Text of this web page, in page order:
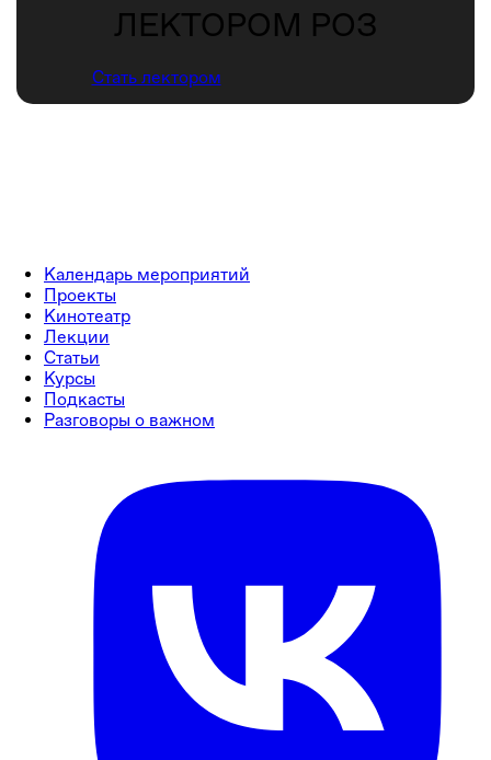
ЛЕКТОРОМ РОЗ
Стать лектором
Календарь мероприятий
Проекты
Кинотеатр
Лекции
Статьи
Курсы
Подкасты
Разговоры о важном